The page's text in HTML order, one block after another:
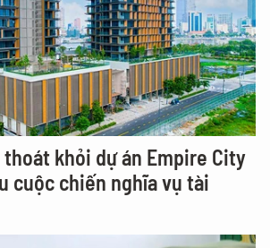
khỏi dự án Empire City
cuộc chiến nghĩa vụ tài